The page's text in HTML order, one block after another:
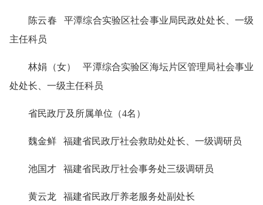
陈云春 平潭综合实验区社会事业局民政处处长、一级
主任科员
林娟（女） 平潭综合实验区海坛片区管理局社会事业
处处长、一级主任科员
省民政厅及所属单位（4名）
魏金鲜 福建省民政厅社会救助处处长、一级调研员
池国才 福建省民政厅社会事务处三级调研员
黄云龙 福建省民政厅养老服务处副处长